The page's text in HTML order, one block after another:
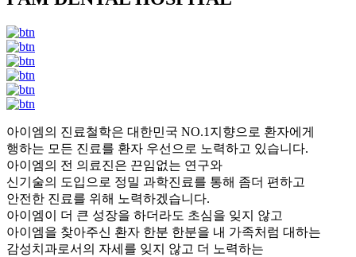
아이엠의 진료철학은 대한민국 NO.1지향으로 환자에게
행하는 모든 진료를 환자 우선으로 노력하고 있습니다.
아이엠의 전 의료진은 끈임없는 연구와
신기술의 도입으로 정밀 과학진료를 통해 좀더 편하고
안전한 진료를 위해 노력하겠습니다.
아이엠이 더 큰 성장을 하더라도 초심을 잊지 않고
아이엠을 찾아주신 환자 한분 한분을 내 가족처럼 대하는
감성치과로서의 자세를 잊지 않고 더 노력하는